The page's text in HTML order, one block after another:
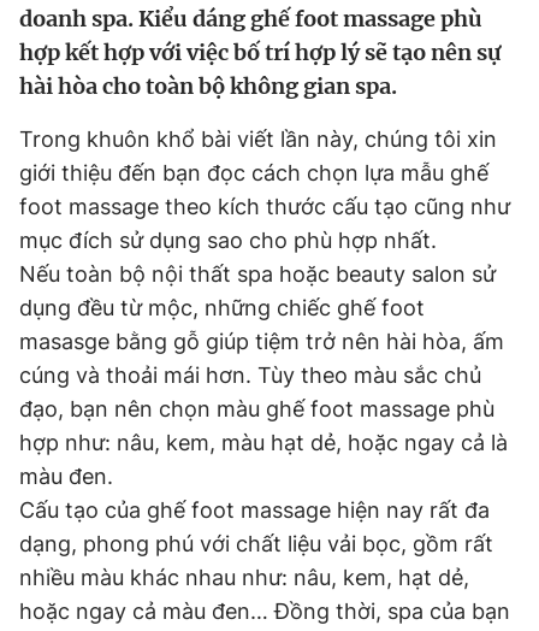
Sản phẩm khác
Bạn cần biết
Thông tin tòa soạn Liên hệ quảng cáo
Đọc Thanh Niên trên điện thoại
Theo dõi báo trên
Hotline
0906 645 777
Liên hệ quảng cáo
0908 780 404
doanh spa. Kiểu dáng ghế foot massage phù
hợp kết hợp với việc bố trí hợp lý sẽ tạo nên sự
hài hòa cho toàn bộ không gian spa.
Trong khuôn khổ bài viết lần này, chúng tôi xin
giới thiệu đến bạn đọc cách chọn lựa mẫu ghế
foot massage theo kích thước cấu tạo cũng như
mục đích sử dụng sao cho phù hợp nhất.
Nếu toàn bộ nội thất spa hoặc beauty salon sử
dụng đều từ mộc, những chiếc ghế foot
masasge bằng gỗ giúp tiệm trở nên hài hòa, ấm
cúng và thoải mái hơn. Tùy theo màu sắc chủ
đạo, bạn nên chọn màu ghế foot massage phù
hợp như: nâu, kem, màu hạt dẻ, hoặc ngay cả là
màu đen.
Cấu tạo của ghế foot massage hiện nay rất đa
dạng, phong phú với chất liệu vải bọc, gồm rất
nhiều màu khác nhau như: nâu, kem, hạt dẻ,
hoặc ngay cả màu đen… Đồng thời, spa của bạn